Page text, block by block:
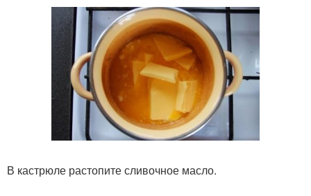
В кастрюле растопите сливочное масло.